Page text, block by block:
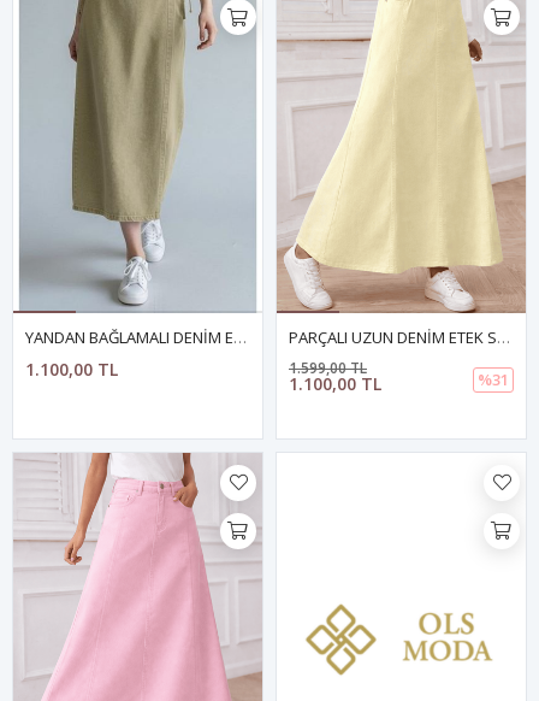
YANDAN BAĞLAMALI DENİM ETEK- HAKİ
1.100,00 TL
PARÇALI UZUN DENİM ETEK SARI
1.100,00 TL
1.599,00 TL
%31